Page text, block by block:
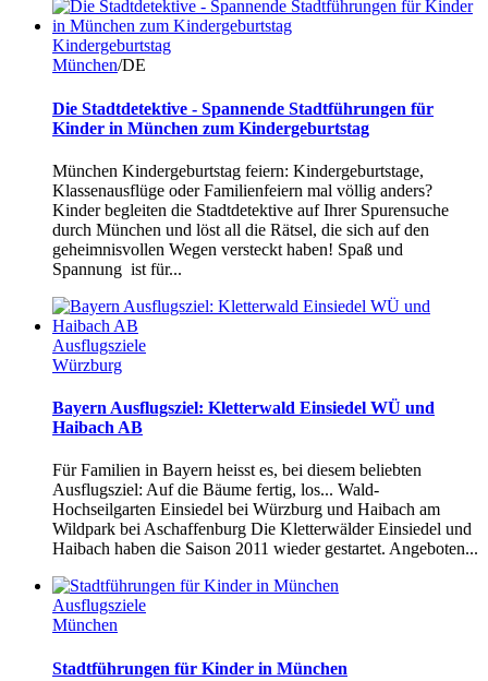
Kindergeburtstag
München/DE
Die Stadtdetektive - Spannende Stadtführungen für
Kinder in München zum Kindergeburtstag
München Kindergeburtstag feiern: Kindergeburtstage,
Klassenausflüge oder Familienfeiern mal völlig anders?
Kinder begleiten die Stadtdetektive auf Ihrer Spurensuche
durch München und löst all die Rätsel, die sich auf den
geheimnisvollen Wegen versteckt haben! Spaß und
Spannung ist für...
Ausflugsziele
Würzburg
Bayern Ausflugsziel: Kletterwald Einsiedel WÜ und
Haibach AB
Für Familien in Bayern heisst es, bei diesem beliebten
Ausflugsziel: Auf die Bäume fertig, los... Wald-
Hochseilgarten Einsiedel bei Würzburg und Haibach am
Wildpark bei Aschaffenburg Die Kletterwälder Einsiedel und
Haibach haben die Saison 2011 wieder gestartet. Angeboten...
Ausflugsziele
München
Stadtführungen für Kinder in München